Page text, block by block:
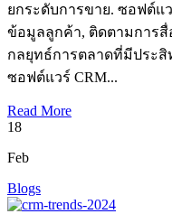
ยกระดับการขาย. ซอฟต์แ
ข้อมูลลูกค้า, ติดตามการสื่
กลยุทธ์การตลาดที่มีประ
ซอฟต์แวร์ CRM...
Read More
18
Feb
Blogs